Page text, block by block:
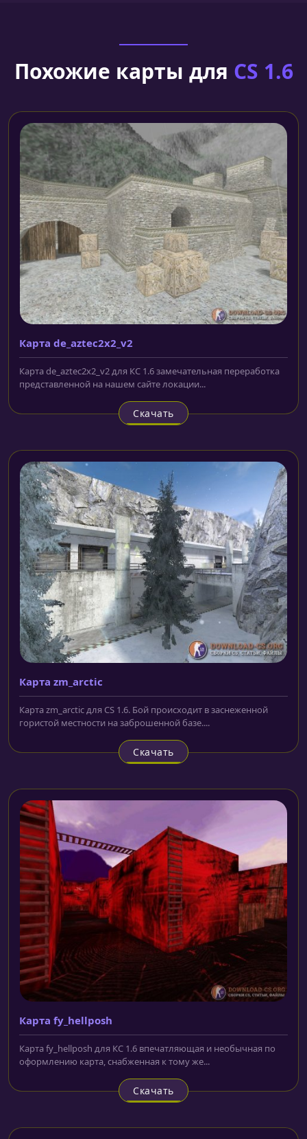
Похожие карты для CS 1.6
Карта de_aztec2x2_v2
Карта de_aztec2x2_v2 для КС 1.6 замечательная переработка
представленной на нашем сайте локации...
Скачать
Карта zm_arctic
Карта zm_arctic для CS 1.6. Бой происходит в заснеженной
гористой местности на заброшенной базе....
Скачать
Карта fy_hellposh
Карта fy_hellposh для КС 1.6 впечатляющая и необычная по
оформлению карта, снабженная к тому же...
Скачать